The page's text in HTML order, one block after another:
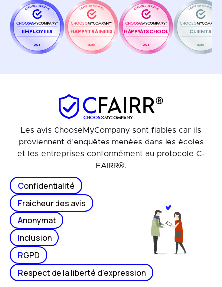
EMPLOYEES
2026
HAPPYTRAINEES
2026
HAPPYATSCHOOL
2026
CLIENTS
2026
Les avis ChooseMyCompany sont fiables car ils
proviennent d’enquêtes menées dans les écoles
et les entreprises conformément au protocole C-
FAIRR®.
Confidentialité
Fraicheur des avis
Anonymat
Inclusion
RGPD
Respect de la liberté d’expression